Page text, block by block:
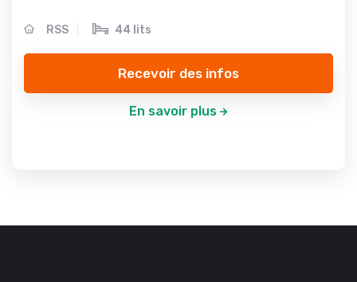
RSS 44 lits
Recevoir des infos
En savoir plus